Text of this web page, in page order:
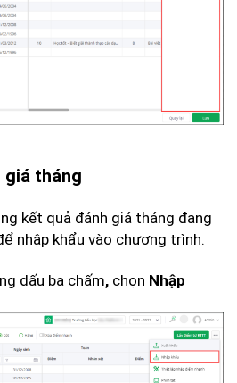
giá tháng
kết quả đánh giá tháng đang
nhập khẩu vào chương trình.
dấu ba chấm, chọn Nhập